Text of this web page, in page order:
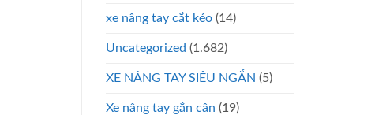
xe nâng tay cắt kéo (14)
Uncategorized (1.682)
XE NÂNG TAY SIÊU NGẮN (5)
Xe nâng tay gắn cân (19)